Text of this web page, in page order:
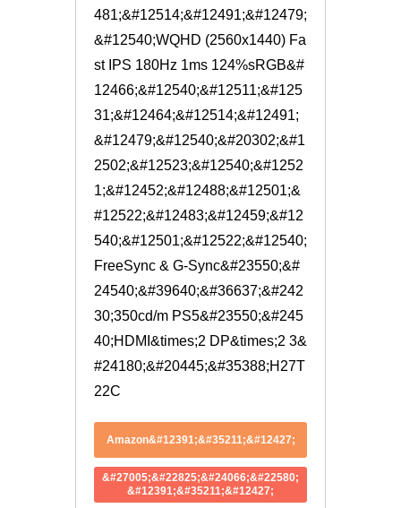
481;&#12514;&#12491;&#12479;
&#12540;WQHD (2560x1440) Fa
st IPS 180Hz 1ms 124%sRGB&#
12466;&#12540;&#12511;&#125
31;&#12464;&#12514;&#12491;
&#12479;&#12540;&#20302;&#1
2502;&#12523;&#12540;&#1252
1;&#12452;&#12488;&#12501;&
#12522;&#12483;&#12459;&#12
540;&#12501;&#12522;&#12540;
FreeSync & G-Sync&#23550;&#
24540;&#39640;&#36637;&#242
30;350cd/m PS5&#23550;&#245
40;HDMI&times;2 DP&times;2 3&
#24180;&#20445;&#35388;H27T
22C
Amazon&#12391;&#35211;&#12427;
&#27005;&#22825;&#24066;&#22580;
&#12391;&#35211;&#12427;